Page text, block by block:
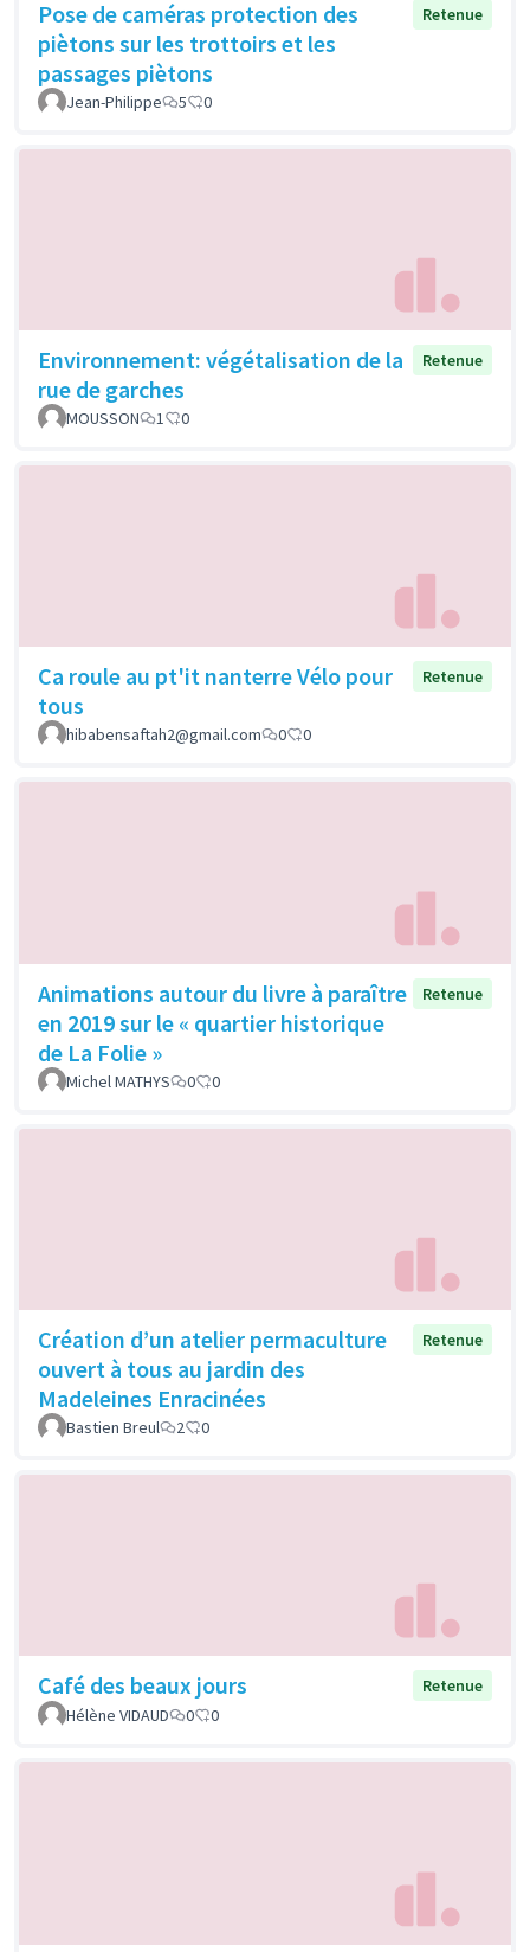
Pose de caméras protection des
piètons sur les trottoirs et les
passages piètons
Retenue
Jean-Philippe 5 0
Environnement: végétalisation de la
rue de garches
Retenue
MOUSSON 1 0
Ca roule au pt'it nanterre Vélo pour
tous
Retenue
hibabensaftah2@gmail.com 0 0
Animations autour du livre à paraître
en 2019 sur le « quartier historique
de La Folie »
Retenue
Michel MATHYS 0 0
Création d’un atelier permaculture
ouvert à tous au jardin des
Madeleines Enracinées
Retenue
Bastien Breul 2 0
Café des beaux jours
Retenue
Hélène VIDAUD
0 0